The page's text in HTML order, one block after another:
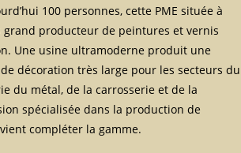
100 personnes, cette PME située à
grand producteur de peintures et vernis
Une usine ultramoderne produit une
décoration très large pour les secteurs du
du métal, de la carrosserie et de la
spécialisée dans la production de
compléter la gamme.